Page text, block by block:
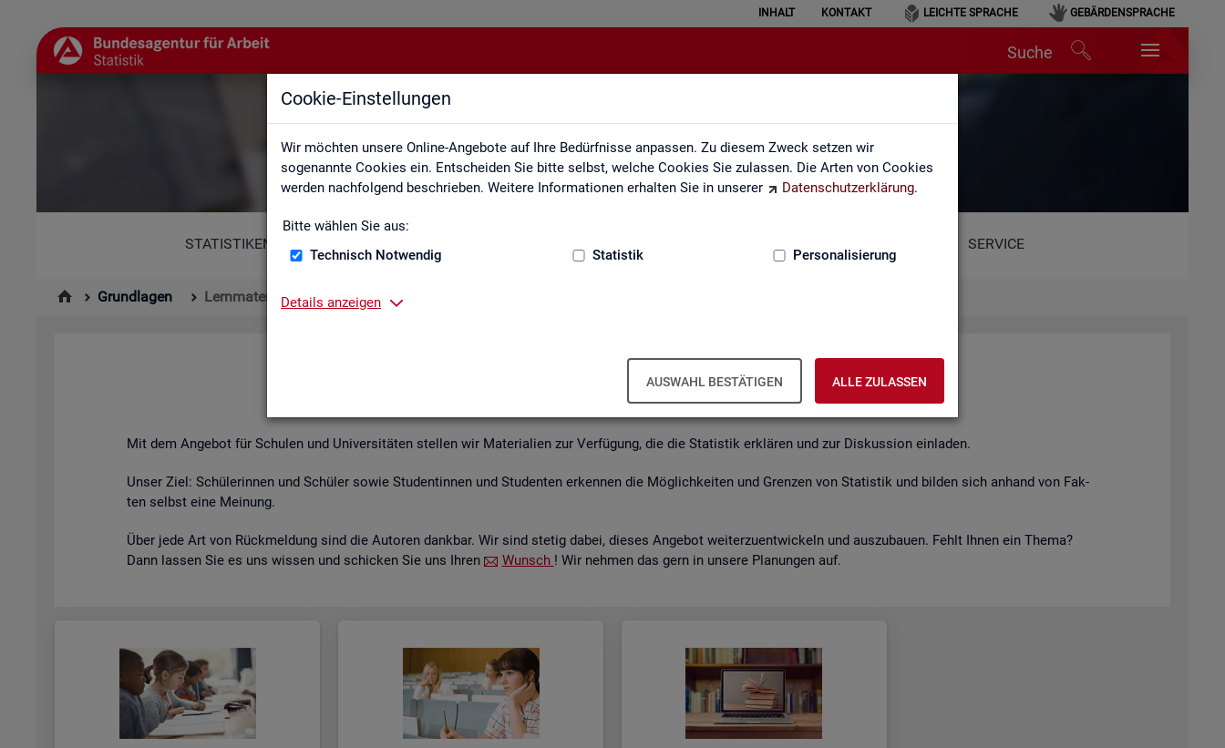
Cookie-Einstellungen
Wir möchten unsere Online-Angebote auf Ihre Bedürfnisse anpassen. Zu diesem Zweck setzen wir
sogenannte Cookies ein. Entscheiden Sie bitte selbst, welche Cookies Sie zulassen. Die Arten von Cookies
werden nachfolgend beschrieben. Weitere Informationen erhalten Sie in unserer
Datenschutzerklärung.
Bitte wählen Sie aus:
Technisch Notwendig
Statistik Personalisierung
Details anzeigen
AUSWAHL BESTÄTIGEN ALLE ZULASSEN
INHALT KONTAKT LEICHTE SPRACHE GEBÄRDENSPRACHE
Suche
Lernmaterialien
STATISTIKEN SERVICE
Grundlagen Lernmaterialien
Lern­ma­te­ria­li­en
An­ge­bo­te für Schu­len und Uni­ver­si­tä­ten
Mit dem An­ge­bot für Schu­len und Uni­ver­si­tä­ten stel­len wir Ma­te­ria­li­en zur Ver­fü­gung, die die Sta­tis­tik er­klä­ren und zur Dis­kus­si­on ein­la­den.
Unser Ziel: Schü­le­rin­nen und Schü­ler sowie Stu­den­tin­nen und Stu­den­ten er­ken­nen die Mög­lich­kei­ten und Gren­zen von Sta­tis­tik und bil­den sich an­hand von Fak­
ten selbst eine Mei­nung.
Über jede Art von Rück­mel­dung sind die Au­to­ren dank­bar. Wir sind ste­tig dabei, die­ses An­ge­bot wei­ter­zu­ent­wi­ckeln und aus­zu­bau­en. Fehlt Ihnen ein Thema?
Dann las­sen Sie es uns wis­sen und schi­cken Sie uns Ihren
Wunsch ! Wir neh­men das gern in un­se­re Pla­nun­gen auf.